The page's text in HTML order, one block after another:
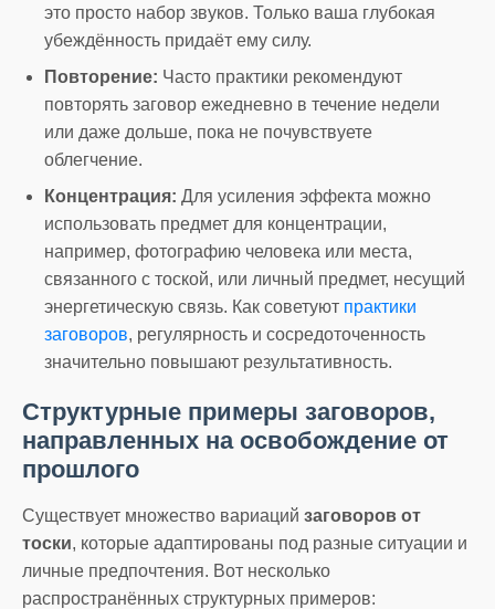
это просто набор звуков. Только ваша глубокая
убеждённость придаёт ему силу.
Повторение: Часто практики рекомендуют
повторять заговор ежедневно в течение недели
или даже дольше, пока не почувствуете
облегчение.
Концентрация: Для усиления эффекта можно
использовать предмет для концентрации,
например, фотографию человека или места,
связанного с тоской, или личный предмет, несущий
энергетическую связь. Как советуют практики
заговоров, регулярность и сосредоточенность
значительно повышают результативность.
Структурные примеры заговоров,
направленных на освобождение от
прошлого
Существует множество вариаций заговоров от
тоски, которые адаптированы под разные ситуации и
личные предпочтения. Вот несколько
распространённых структурных примеров: